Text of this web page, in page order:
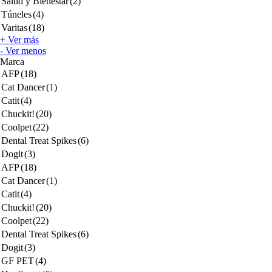
Túneles(4)
Varitas(18)
+ Ver más
- Ver menos
Marca
AFP(18)
Cat Dancer(1)
Catit(4)
Chuckit!(20)
Coolpet(22)
Dental Treat Spikes(6)
Dogit(3)
AFP(18)
Cat Dancer(1)
Catit(4)
Chuckit!(20)
Coolpet(22)
Dental Treat Spikes(6)
Dogit(3)
GF PET(4)